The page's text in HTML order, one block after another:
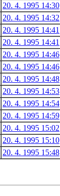
20. 4. 1995 14:30
20. 4. 1995 14:32
20. 4. 1995 14:41
20. 4. 1995 14:41
20. 4. 1995 14:46
20. 4. 1995 14:46
20. 4. 1995 14:48
20. 4. 1995 14:53
20. 4. 1995 14:54
20. 4. 1995 14:59
20. 4. 1995 15:02
20. 4. 1995 15:10
20. 4. 1995 15:48